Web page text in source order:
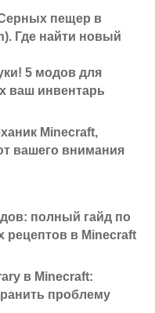
пещер в
Где найти новый
5 модов для
ваш инвентарь
Minecraft,
вашего внимания
полный гайд по
в Minecraft
в Minecraft:
проблему